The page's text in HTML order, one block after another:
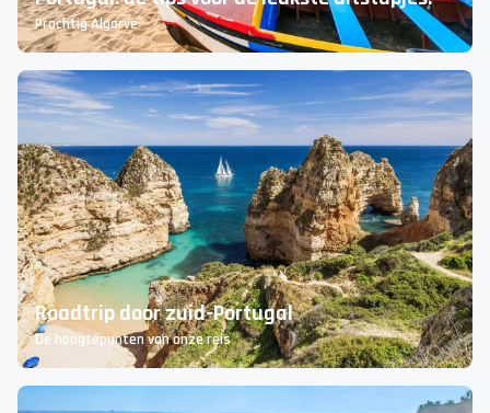
Portugal: de tips voor de leukste uitstapjes!
Prachtig Algarve
Roadtrip door zuid-Portugal
De hoogtepunten van onze reis